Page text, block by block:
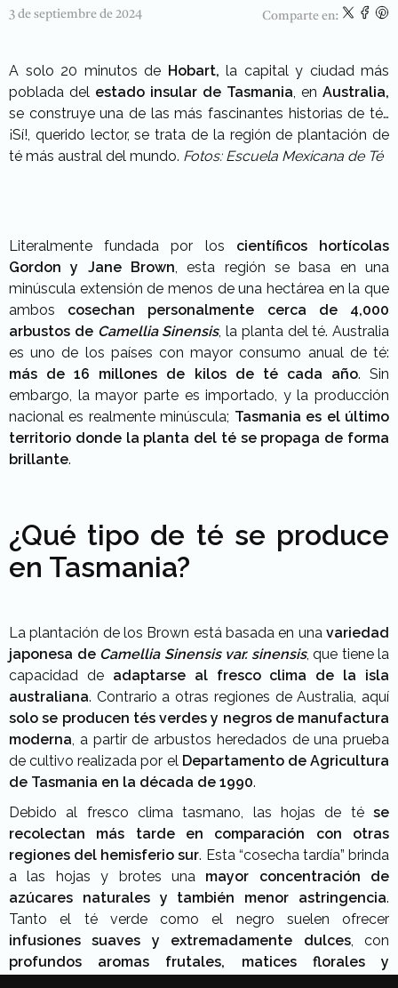
3 de septiembre de 2024 Comparte en:
A solo 20 minutos de Hobart, la capital y ciudad más
poblada del estado insular de Tasmania, en Australia,
se construye una de las más fascinantes historias de té…
¡Sí!, querido lector, se trata de la región de plantación de
té más austral del mundo. Fotos: Escuela Mexicana de Té
Literalmente fundada por los científicos hortícolas
Gordon y Jane Brown, esta región se basa en una
minúscula extensión de menos de una hectárea en la que
ambos cosechan personalmente cerca de 4,000
arbustos de Camellia Sinensis, la planta del té. Australia
es uno de los países con mayor consumo anual de té:
más de 16 millones de kilos de té cada año. Sin
embargo, la mayor parte es importado, y la producción
nacional es realmente minúscula; Tasmania es el último
territorio donde la planta del té se propaga de forma
brillante.
¿Qué tipo de té se produce
en Tasmania?
La plantación de los Brown está basada en una variedad
japonesa de Camellia Sinensis var. sinensis, que tiene la
capacidad de adaptarse al fresco clima de la isla
australiana. Contrario a otras regiones de Australia, aquí
solo se producen tés verdes y negros de manufactura
moderna, a partir de arbustos heredados de una prueba
de cultivo realizada por el Departamento de Agricultura
de Tasmania en la década de 1990.
Debido al fresco clima tasmano, las hojas de té se
recolectan más tarde en comparación con otras
regiones del hemisferio sur. Esta “cosecha tardía” brinda
a las hojas y brotes una mayor concentración de
azúcares naturales y también menor astringencia.
Tanto el té verde como el negro suelen ofrecer
infusiones suaves y extremadamente dulces, con
profundos aromas frutales, matices florales y